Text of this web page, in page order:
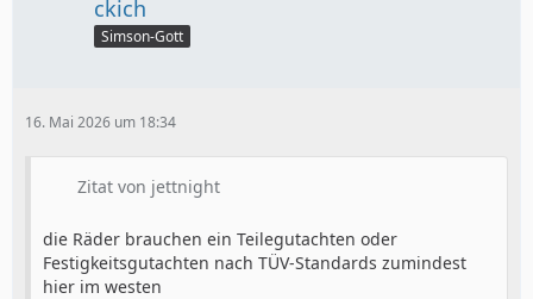
ckich
Simson-Gott
16. Mai 2026 um 18:34
Zitat von jettnight
die Räder brauchen ein Teilegutachten oder
Festigkeitsgutachten nach TÜV-Standards zumindest
hier im westen